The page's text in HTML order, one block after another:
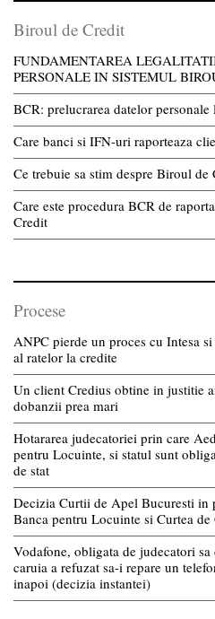
Biroul de Credit
FUNDAMENTAREA
PERSONALE IN SISTEMUL
BCR: prelucrarea datelor
Care banci si IFN-uri raporteaza
Ce trebuie sa stim despre Biroul de
Care este procedura BCR de
Credit
Procese
ANPC pierde un proces cu Intesa
al ratelor la credite
Un client Credius obtine in justitie
dobanzii prea mari
Hotararea judecatoriei prin care
pentru Locuinte, si statul sunt
de stat
Decizia Curtii de Apel Bucuresti in
Banca pentru Locuinte si Curtea de
Vodafone, obligata de judecatori sa
caruia a refuzat sa-i repare un
inapoi (decizia instantei)